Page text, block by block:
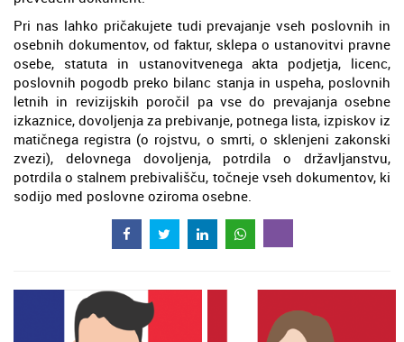
Pri nas lahko pričakujete tudi prevajanje vseh poslovnih in
osebnih dokumentov, od faktur, sklepa o ustanovitvi pravne
osebe, statuta in ustanovitvenega akta podjetja, licenc,
poslovnih pogodb preko bilanc stanja in uspeha, poslovnih
letnih in revizijskih poročil pa vse do prevajanja osebne
izkaznice, dovoljenja za prebivanje, potnega lista, izpiskov iz
matičnega registra (o rojstvu, o smrti, o sklenjeni zakonski
zvezi), delovnega dovoljenja, potrdila o državljanstvu,
potrdila o stalnem prebivališču, točneje vseh dokumentov, ki
sodijo med poslovne oziroma osebne.